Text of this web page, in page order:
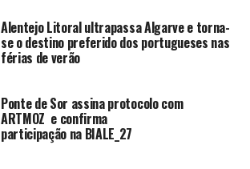
Alentejo Litoral ultrapassa Algarve e torna-
se o destino preferido dos portugueses nas
férias de verão
Ponte de Sor assina protocolo com
ARTMOZ e confirma
participação na BIALE_27